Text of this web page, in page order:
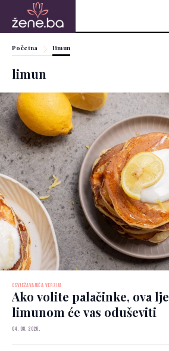
Početna limun
limun
OSVJEŽAVAJUĆA VERZIJA
Ako volite palačinke, ova
limunom će vas oduševiti
04. 08. 2026.